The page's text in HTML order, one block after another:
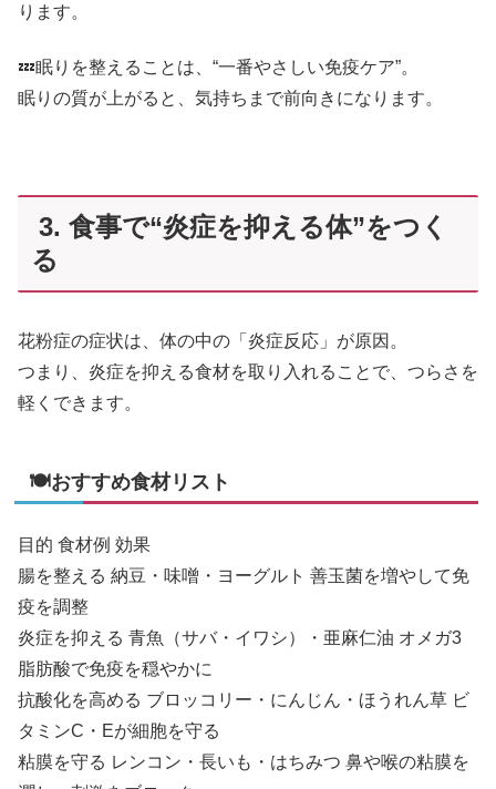
ります。
💤眠りを整えることは、“一番やさしい免疫ケア”。
眠りの質が上がると、気持ちまで前向きになります。
3. 食事で“炎症を抑える体”をつく
る
花粉症の症状は、体の中の「炎症反応」が原因。
つまり、炎症を抑える食材を取り入れることで、つらさを
軽くできます。
🍽おすすめ食材リスト
目的 食材例 効果
腸を整える 納豆・味噌・ヨーグルト 善玉菌を増やして免
疫を調整
炎症を抑える 青魚（サバ・イワシ）・亜麻仁油 オメガ3
脂肪酸で免疫を穏やかに
抗酸化を高める ブロッコリー・にんじん・ほうれん草 ビ
タミンC・Eが細胞を守る
粘膜を守る レンコン・長いも・はちみつ 鼻や喉の粘膜を